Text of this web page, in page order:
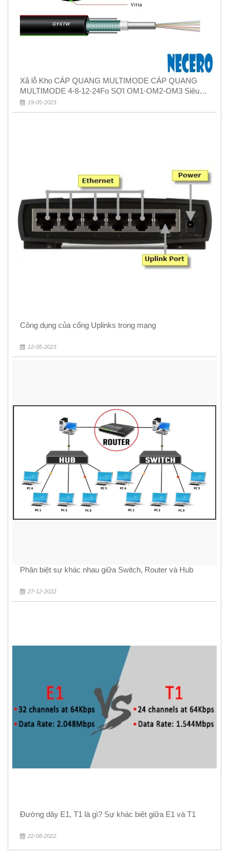
Xả lỗ Kho CÁP QUANG MULTIMODE CÁP QUANG
MULTIMODE 4-8-12-24Fo SỢI OM1-OM2-OM3 Siêu
Rẻ 5k
19-05-2023
Công dụng của cổng Uplinks trong mạng
12-05-2023
Phân biệt sự khác nhau giữa Switch, Router và Hub
27-12-2022
Đường dây E1, T1 là gì? Sự khác biệt giữa E1 và T1
22-08-2022